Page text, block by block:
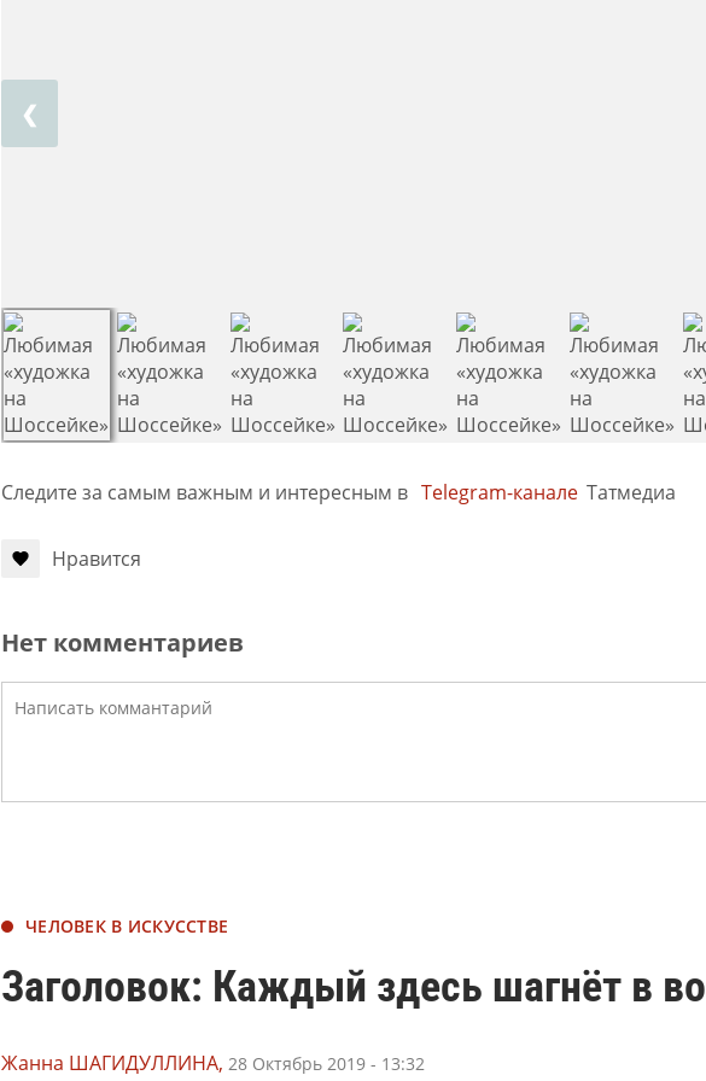
❮
Следите за самым важным и интересным в Telegram-канале Татмедиа
Нравится
Нет комментариев
ЧЕЛОВЕК В ИСКУССТВЕ
Заголовок: Каждый здесь шагнёт в
Жанна ШАГИДУЛЛИНА, 28 Октябрь 2019 - 13:32